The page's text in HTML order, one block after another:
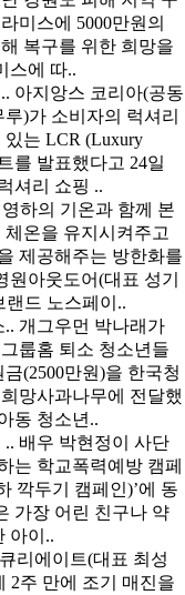
미스에 5000만원의
복구를 위한 희망을
스에 따..
아지앙스 코리아(공동
)가 소비자의 럭셔리
는 LCR (Luxury
를 발표했다고 24일
셔리 쇼핑 ..
영하의 기온과 함께 본
온을 유지시켜주고
제공해주는 방한화를
원아웃도어(대표 성기
랜드 노스페이..
.. 개그우먼 박나래가
룹홈 퇴소 청소년들
(2500만원)을 한국청
망사과나무에 전달했
동 청소년..
.. 배우 박현정이 사단
는 학교폭력예방 캠페
깍두기 캠페인)’에 동
가장 어린 친구나 약
아이..
큐리에이트(대표 최성
2주 만에 조기 매진을